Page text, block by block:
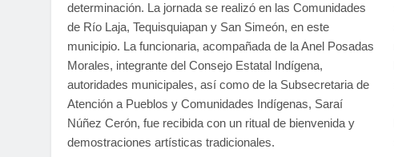
determinación. La jornada se realizó en las Comunidades
de Río Laja, Tequisquiapan y San Simeón, en este
municipio. La funcionaria, acompañada de la Anel Posadas
Morales, integrante del Consejo Estatal Indígena,
autoridades municipales, así como de la Subsecretaria de
Atención a Pueblos y Comunidades Indígenas, Saraí
Núñez Cerón, fue recibida con un ritual de bienvenida y
demostraciones artísticas tradicionales.